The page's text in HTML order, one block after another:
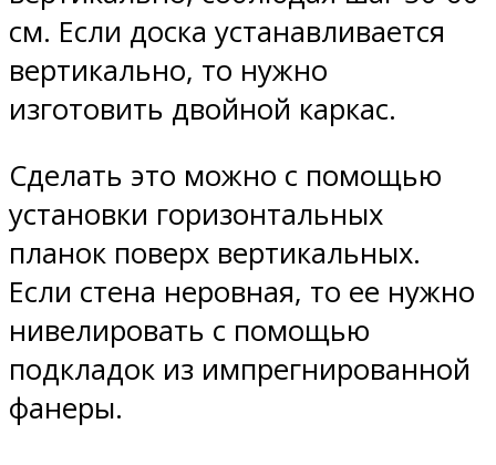
см. Если доска устанавливается
вертикально, то нужно
изготовить двойной каркас.
Сделать это можно с помощью
установки горизонтальных
планок поверх вертикальных.
Если стена неровная, то ее нужно
нивелировать с помощью
подкладок из импрегнированной
фанеры.